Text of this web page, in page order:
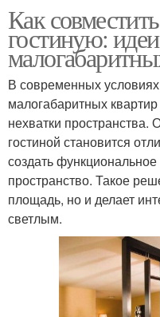
Как
гостиную:
В современных
малогабаритных
нехватки пространства.
гостиной становится
создать
пространство. Такое
площадь, но и делает
светлым.